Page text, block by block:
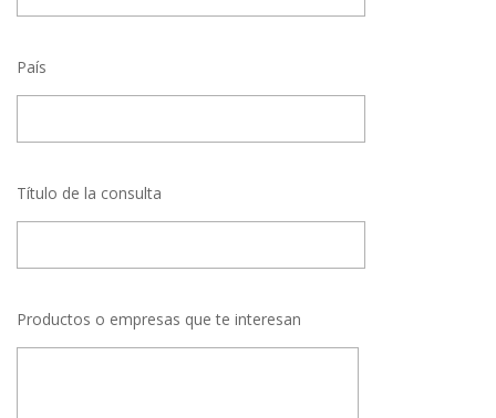
País
Título de la consulta
Productos o empresas que te interesan